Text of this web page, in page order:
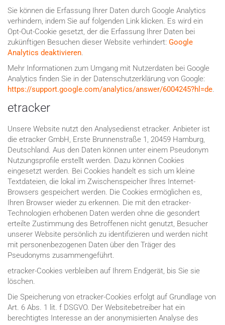
Sie können die Erfassung Ihrer Daten durch Google Analytics
verhindern, indem Sie auf folgenden Link klicken. Es wird ein
Opt-Out-Cookie gesetzt, der die Erfassung Ihrer Daten bei
zukünftigen Besuchen dieser Website verhindert: Google
Analytics deaktivieren.
Mehr Informationen zum Umgang mit Nutzerdaten bei Google
Analytics finden Sie in der Datenschutzerklärung von Google:
https://support.google.com/analytics/answer/6004245?hl=de.
etracker
Unsere Website nutzt den Analysedienst etracker. Anbieter ist
die etracker GmbH, Erste Brunnenstraße 1, 20459 Hamburg,
Deutschland. Aus den Daten können unter einem Pseudonym
Nutzungsprofile erstellt werden. Dazu können Cookies
eingesetzt werden. Bei Cookies handelt es sich um kleine
Textdateien, die lokal im Zwischenspeicher Ihres Internet-
Browsers gespeichert werden. Die Cookies ermöglichen es,
Ihren Browser wieder zu erkennen. Die mit den etracker-
Technologien erhobenen Daten werden ohne die gesondert
erteilte Zustimmung des Betroffenen nicht genutzt, Besucher
unserer Website persönlich zu identifizieren und werden nicht
mit personenbezogenen Daten über den Träger des
Pseudonyms zusammengeführt.
etracker-Cookies verbleiben auf Ihrem Endgerät, bis Sie sie
löschen.
Die Speicherung von etracker-Cookies erfolgt auf Grundlage von
Art. 6 Abs. 1 lit. f DSGVO. Der Websitebetreiber hat ein
berechtigtes Interesse an der anonymisierten Analyse des